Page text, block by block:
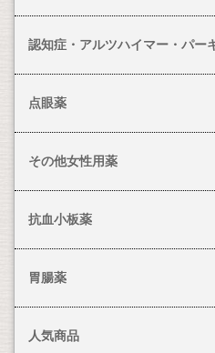
認知症・アルツハイマー・パー
点眼薬
その他女性用薬
抗血小板薬
胃腸薬
人気商品